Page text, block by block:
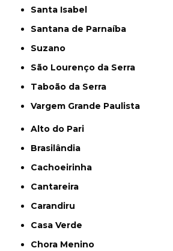
Santa Isabel
Santana de Parnaíba
Suzano
São Lourenço da Serra
Taboão da Serra
Vargem Grande Paulista
Alto do Pari
Brasilândia
Cachoeirinha
Cantareira
Carandiru
Casa Verde
Chora Menino